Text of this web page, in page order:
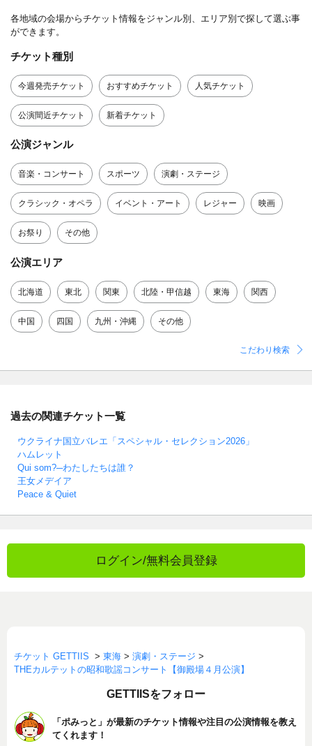
各地域の会場からチケット情報をジャンル別、エリア別で探して選ぶ事
ができます。
チケット種別
今週発売チケット おすすめチケット 人気チケット
公演間近チケット 新着チケット
公演ジャンル
音楽・コンサート スポーツ 演劇・ステージ
クラシック・オペラ イベント・アート レジャー 映画
お祭り その他
公演エリア
北海道 東北 関東 北陸・甲信越 東海 関西
中国 四国 九州・沖縄 その他
こだわり検索
過去の関連チケット一覧
ウクライナ国立バレエ「スペシャル・セレクション2026」
ハムレット
Qui som?─わたしたちは誰？
王女メデイア
Peace & Quiet
ログイン/無料会員登録
チケット GETTIIS > 東海 > 演劇・ステージ >
THEカルテットの昭和歌謡コンサート【御殿場４月公演】
GETTIISをフォロー
「ポみっと」が最新のチケット情報や注目の公演情報を教え
てくれます！